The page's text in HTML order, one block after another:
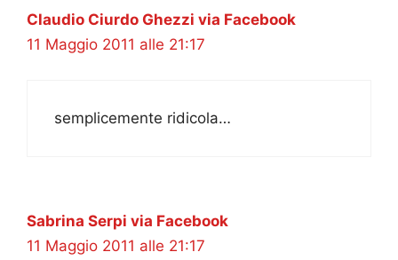
Claudio Ciurdo Ghezzi via Facebook
11 Maggio 2011 alle 21:17
semplicemente ridicola…
Sabrina Serpi via Facebook
11 Maggio 2011 alle 21:17